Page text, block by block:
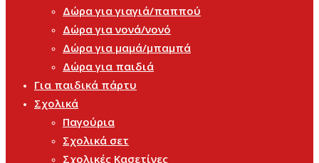
Δώρα για γιαγιά/παππού
Δώρα για νονά/νονό
Δώρα για μαμά/μπαμπά
Δώρα για παιδιά
Για παιδικά πάρτυ
Σχολικά
Παγούρια
Σχολικά σετ
Σχολικές Κασετίνες